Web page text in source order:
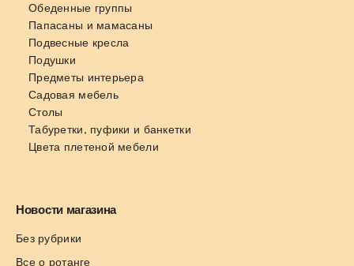
Обеденные группы
Папасаны и мамасаны
Подвесные кресла
Подушки
Предметы интерьера
Садовая мебель
Столы
Табуретки, пуфики и банкетки
Цвета плетеной мебели
Новости магазина
Без рубрики
Все о ротанге